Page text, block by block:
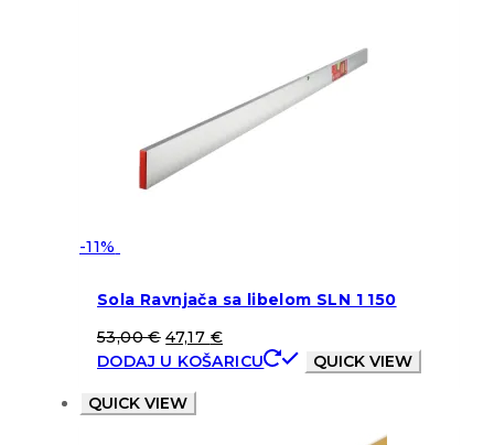
-11%
Sola Ravnjača sa libelom SLN 1 150
53,00€ 47,17 €
DODAJ U KOŠARICU
QUICK VIEW
QUICK VIEW